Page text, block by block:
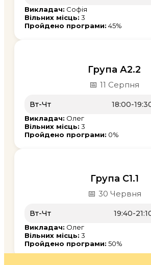
Викладач: Софія
Вільних місць: 3
Пройдено програми: 45%
Група А2.2
📅 11 Серпня
Вт-Чт 18:00-
Викладач: Олег
Вільних місць: 3
Пройдено програми: 0%
Група С1.1
📅 30 Червня
Вт-Чт 19:40-
Викладач: Олег
Вільних місць: 3
Пройдено програми: 50%